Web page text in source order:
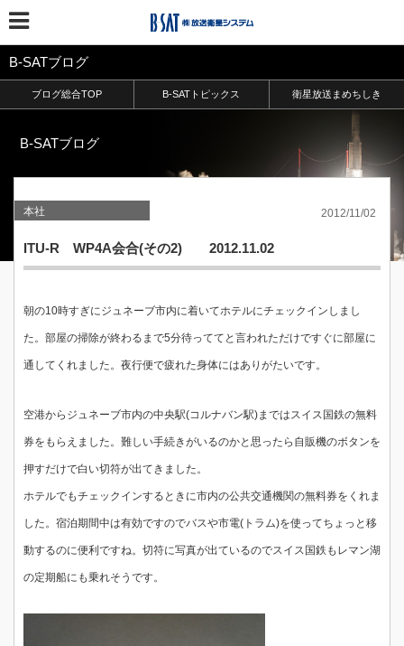
B-SATブログ
ブログ総合TOP B-SATトピックス 衛星放送まめちしき
B-SATブログ
本社 2012/11/02
ITU-R WP4A会合(その2) 2012.11.02
朝の10時すぎにジュネーブ市内に着いてホテルにチェックインしまし
た。部屋の掃除が終わるまで5分待っててと言われただけですぐに部屋に
通してくれました。夜行便で疲れた身体にはありがたいです。
空港からジュネーブ市内の中央駅(コルナバン駅)まではスイス国鉄の無料
券をもらえました。難しい手続きがいるのかと思ったら自販機のボタンを
押すだけで白い切符が出てきました。
ホテルでもチェックインするときに市内の公共交通機関の無料券をくれま
した。宿泊期間中は有効ですのでバスや市電(トラム)を使ってちょっと移
動するのに便利ですね。切符に写真が出ているのでスイス国鉄もレマン湖
の定期船にも乗れそうです。